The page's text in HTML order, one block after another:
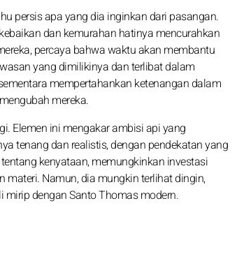
persis apa yang dia inginkan dari pasangan.
dan kemurahan hatinya mencurahkan
percaya bahwa waktu akan membantu
yang dimilikinya dan terlibat dalam
mempertahankan ketenangan dalam
mereka.
Elemen ini mengakar ambisi api yang
tenang dan realistis, dengan pendekatan yang
kenyataan, memungkinkan investasi
Namun, dia mungkin terlihat dingin,
mirip dengan Santo Thomas modern.